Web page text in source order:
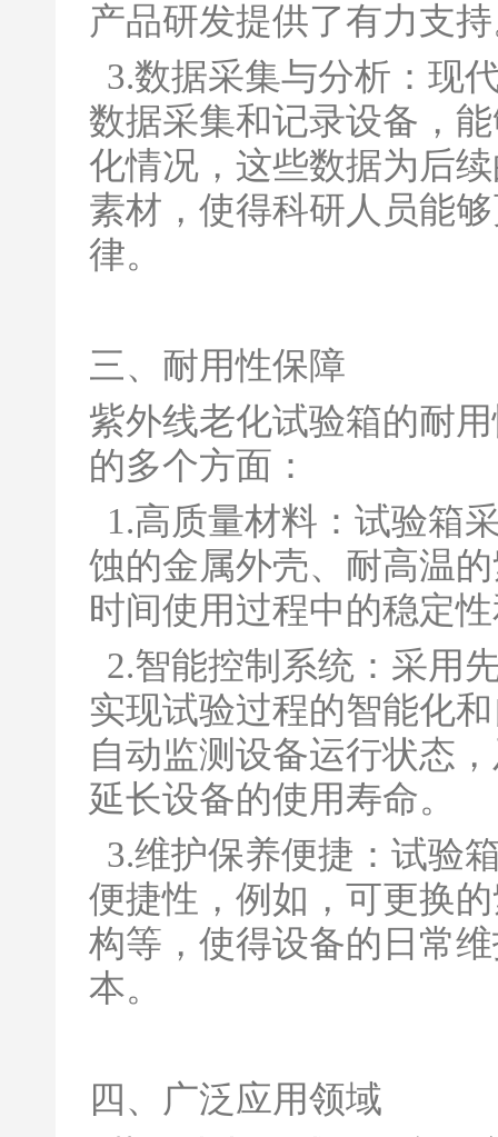
产品研发提供了有力支
3.数据采集与分析：现
数据采集和记录设备，
化情况，这些数据为后
素材，使得科研人员能
律。
三、耐用性保障
紫外线老化试验箱的耐
的多个方面：
1.高质量材料：试验箱
蚀的金属外壳、耐高温
时间使用过程中的稳定
2.智能控制系统：采用
实现试验过程的智能化
自动监测设备运行状态
延长设备的使用寿命。
3.维护保养便捷：试验
便捷性，例如，可更换
构等，使得设备的日常
本。
四、广泛应用领域